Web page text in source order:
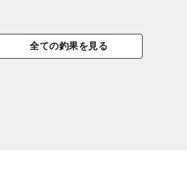
全ての釣果を見る